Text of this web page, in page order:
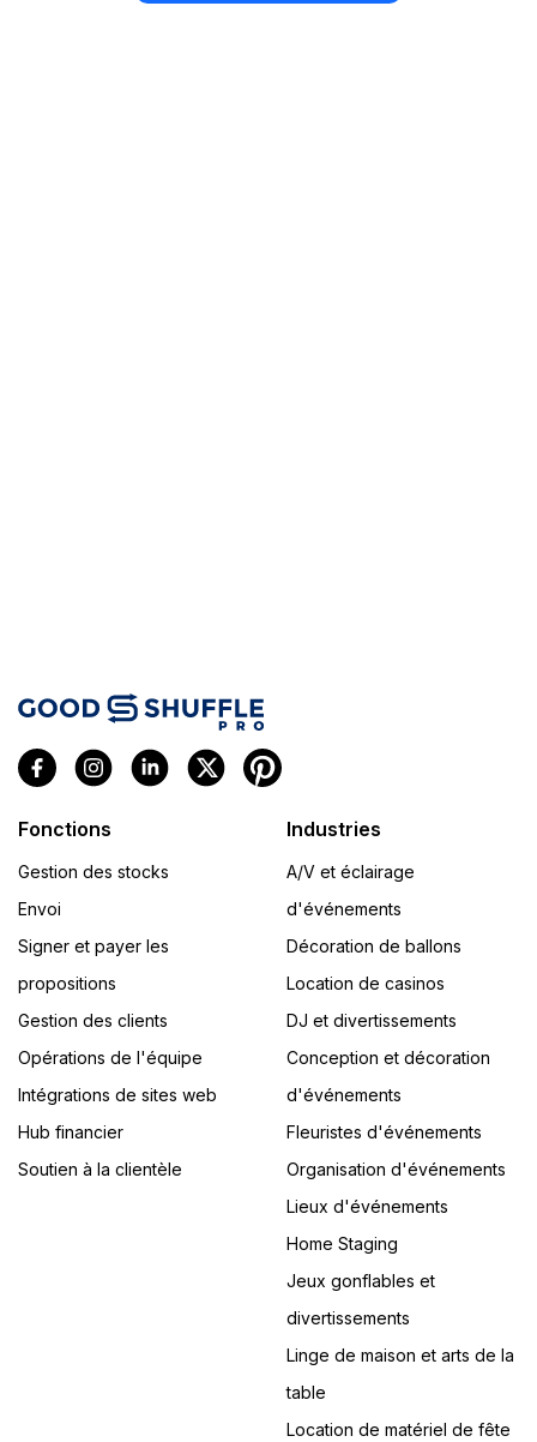
Fonctions
Gestion des stocks
Envoi
Signer et payer les
propositions
Gestion des clients
Opérations de l'équipe
Intégrations de sites web
Hub financier
Soutien à la clientèle
Industries
A/V et éclairage
d'événements
Décoration de ballons
Location de casinos
DJ et divertissements
Conception et décoration
d'événements
Fleuristes d'événements
Organisation d'événements
Lieux d'événements
Home Staging
Jeux gonflables et
divertissements
Linge de maison et arts de la
table
Location de matériel de fête